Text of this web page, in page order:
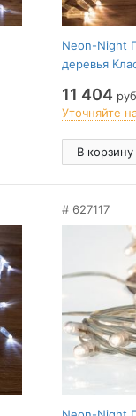
Neon-Night
деревья
11 404
Уточняйте
В корзину
627117